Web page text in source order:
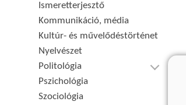
Ismeretterjesztő
Kommunikáció, média
Kultúr- és művelődéstörténet
Nyelvészet
Politológia
Pszichológia
Szociológia